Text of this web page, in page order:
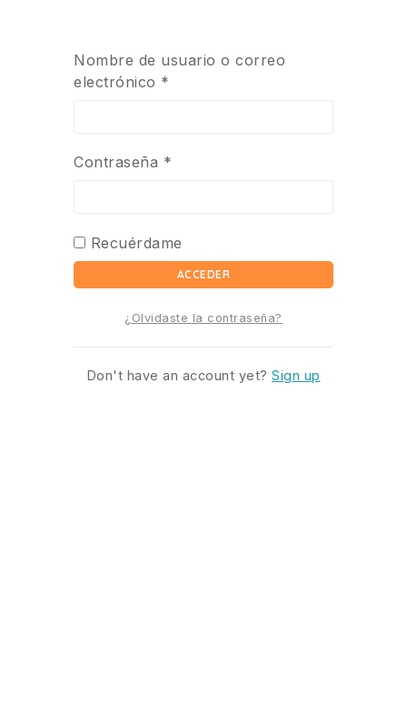
Nombre de usuario o correo
electrónico *
Contraseña *
Recuérdame
ACCEDER
¿Olvidaste la contraseña?
Don't have an account yet? Sign up